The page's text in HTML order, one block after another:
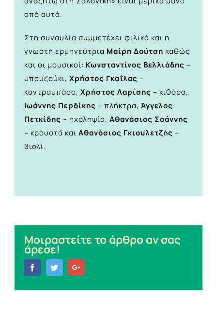
από αυτά.
Στη συναυλία συμμετέχει φιλικά και η
γνωστή ερμηνεύτρια Μαίρη Δούτση καθώς
και οι μουσικοί: Κωνσταντίνος Βελλιάδης –
μπουζούκι, Χρήστος Γκαΐλας –
κοντραμπάσο, Χρήστος Λαρίσης – κιθάρα,
Ιωάννης Περδίκης – πλήκτρα, Άγγελος
Πετκίδης – ηχοληψία, Αθανάσιος Σοάννης
– κρουστά και Αθανάσιος Γκιουλετζής –
βιολί.
Μοιραστείτε το άρθρο αν σας
άρεσε!
FacebookTwitter